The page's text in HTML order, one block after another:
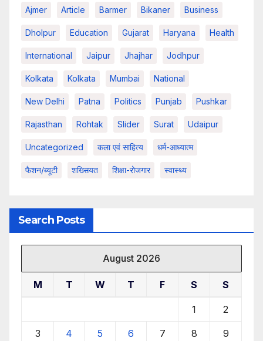
Ajmer Article Barmer Bikaner Business
Dholpur Education Gujarat Haryana Health
International Jaipur Jhajhar Jodhpur
Kolkata Kolkata Mumbai National
New Delhi Patna Politics Punjab Pushkar
Rajasthan Rohtak Slider Surat Udaipur
Uncategorized कला एवं साहित्य धर्म-आध्यात्म
फैशन/ब्यूटी शख्सियत शिक्षा-रोजगार स्वास्थ्य
Search Posts
August 2026
M T W T F S S
1 2
3 4 5 6 7 8 9